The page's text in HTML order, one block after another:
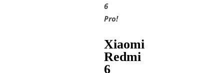
6
Pro!
Xiaomi
Redmi
6